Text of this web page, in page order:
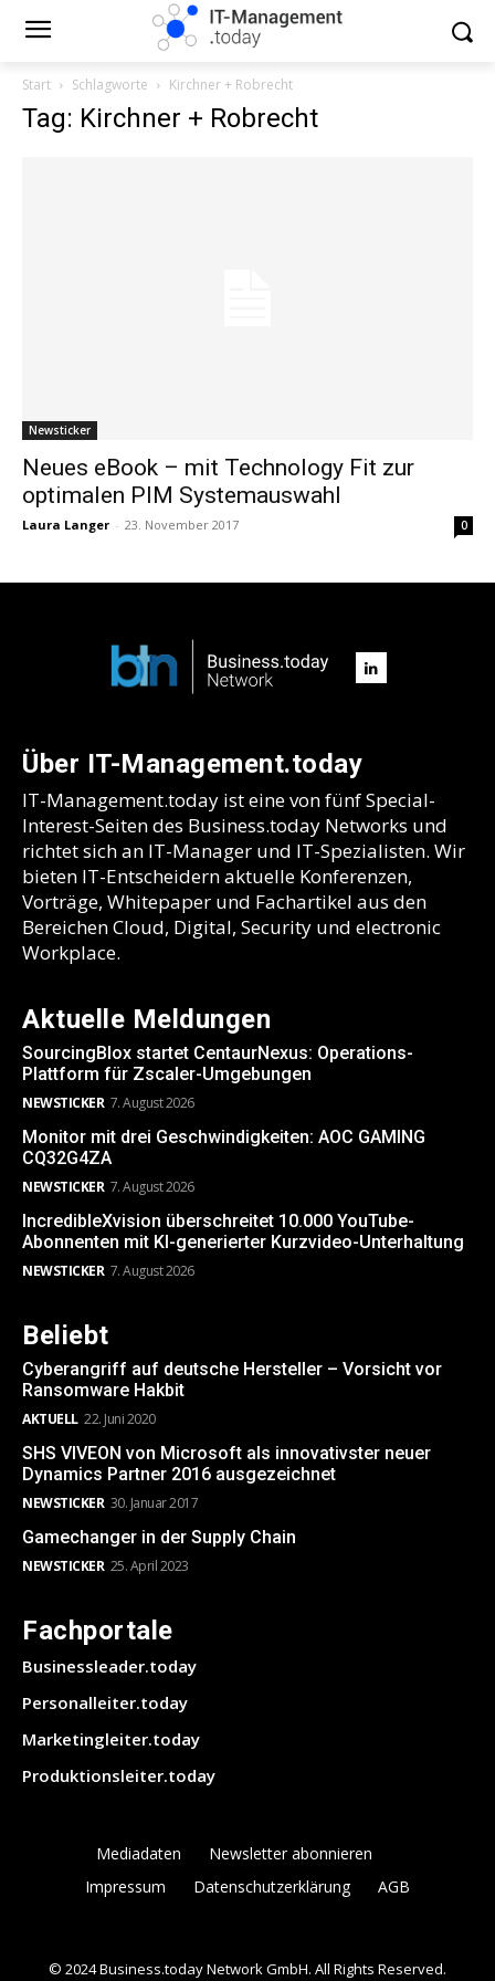
Start Schlagworte Kirchner + Robrecht
Tag: Kirchner + Robrecht
Newsticker
Neues eBook – mit Technology Fit zur
optimalen PIM Systemauswahl
Laura Langer - 23. November 2017 0
Über IT-Management.today
IT-Management.today ist eine von fünf Special-
Interest-Seiten des Business.today Networks und
richtet sich an IT-Manager und IT-Spezialisten. Wir
bieten IT-Entscheidern aktuelle Konferenzen,
Vorträge, Whitepaper und Fachartikel aus den
Bereichen Cloud, Digital, Security und electronic
Workplace.
Aktuelle Meldungen
SourcingBlox startet CentaurNexus: Operations-
Plattform für Zscaler-Umgebungen
NEWSTICKER 7. August 2026
Monitor mit drei Geschwindigkeiten: AOC GAMING
CQ32G4ZA
NEWSTICKER 7. August 2026
IncredibleXvision überschreitet 10.000 YouTube-
Abonnenten mit KI-generierter Kurzvideo-Unterhaltung
NEWSTICKER 7. August 2026
Beliebt
Cyberangriff auf deutsche Hersteller – Vorsicht vor
Ransomware Hakbit
AKTUELL 22. Juni 2020
SHS VIVEON von Microsoft als innovativster neuer
Dynamics Partner 2016 ausgezeichnet
NEWSTICKER 30. Januar 2017
Gamechanger in der Supply Chain
NEWSTICKER 25. April 2023
Fachportale
Businessleader.today
Personalleiter.today
Marketingleiter.today
Produktionsleiter.today
Mediadaten
Newsletter abonnieren
Impressum
Datenschutzerklärung AGB
© 2024 Business.today Network GmbH. All Rights Reserved.